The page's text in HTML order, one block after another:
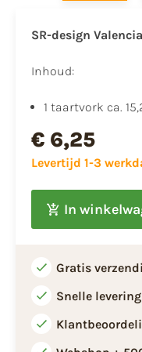
SR-design
Inhoud:
1 taartvork ca.
€ 6,25
Levertijd 1-3
In
Gratis
Snelle